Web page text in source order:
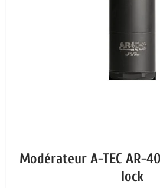
Modérateur A-TEC AR-
lock